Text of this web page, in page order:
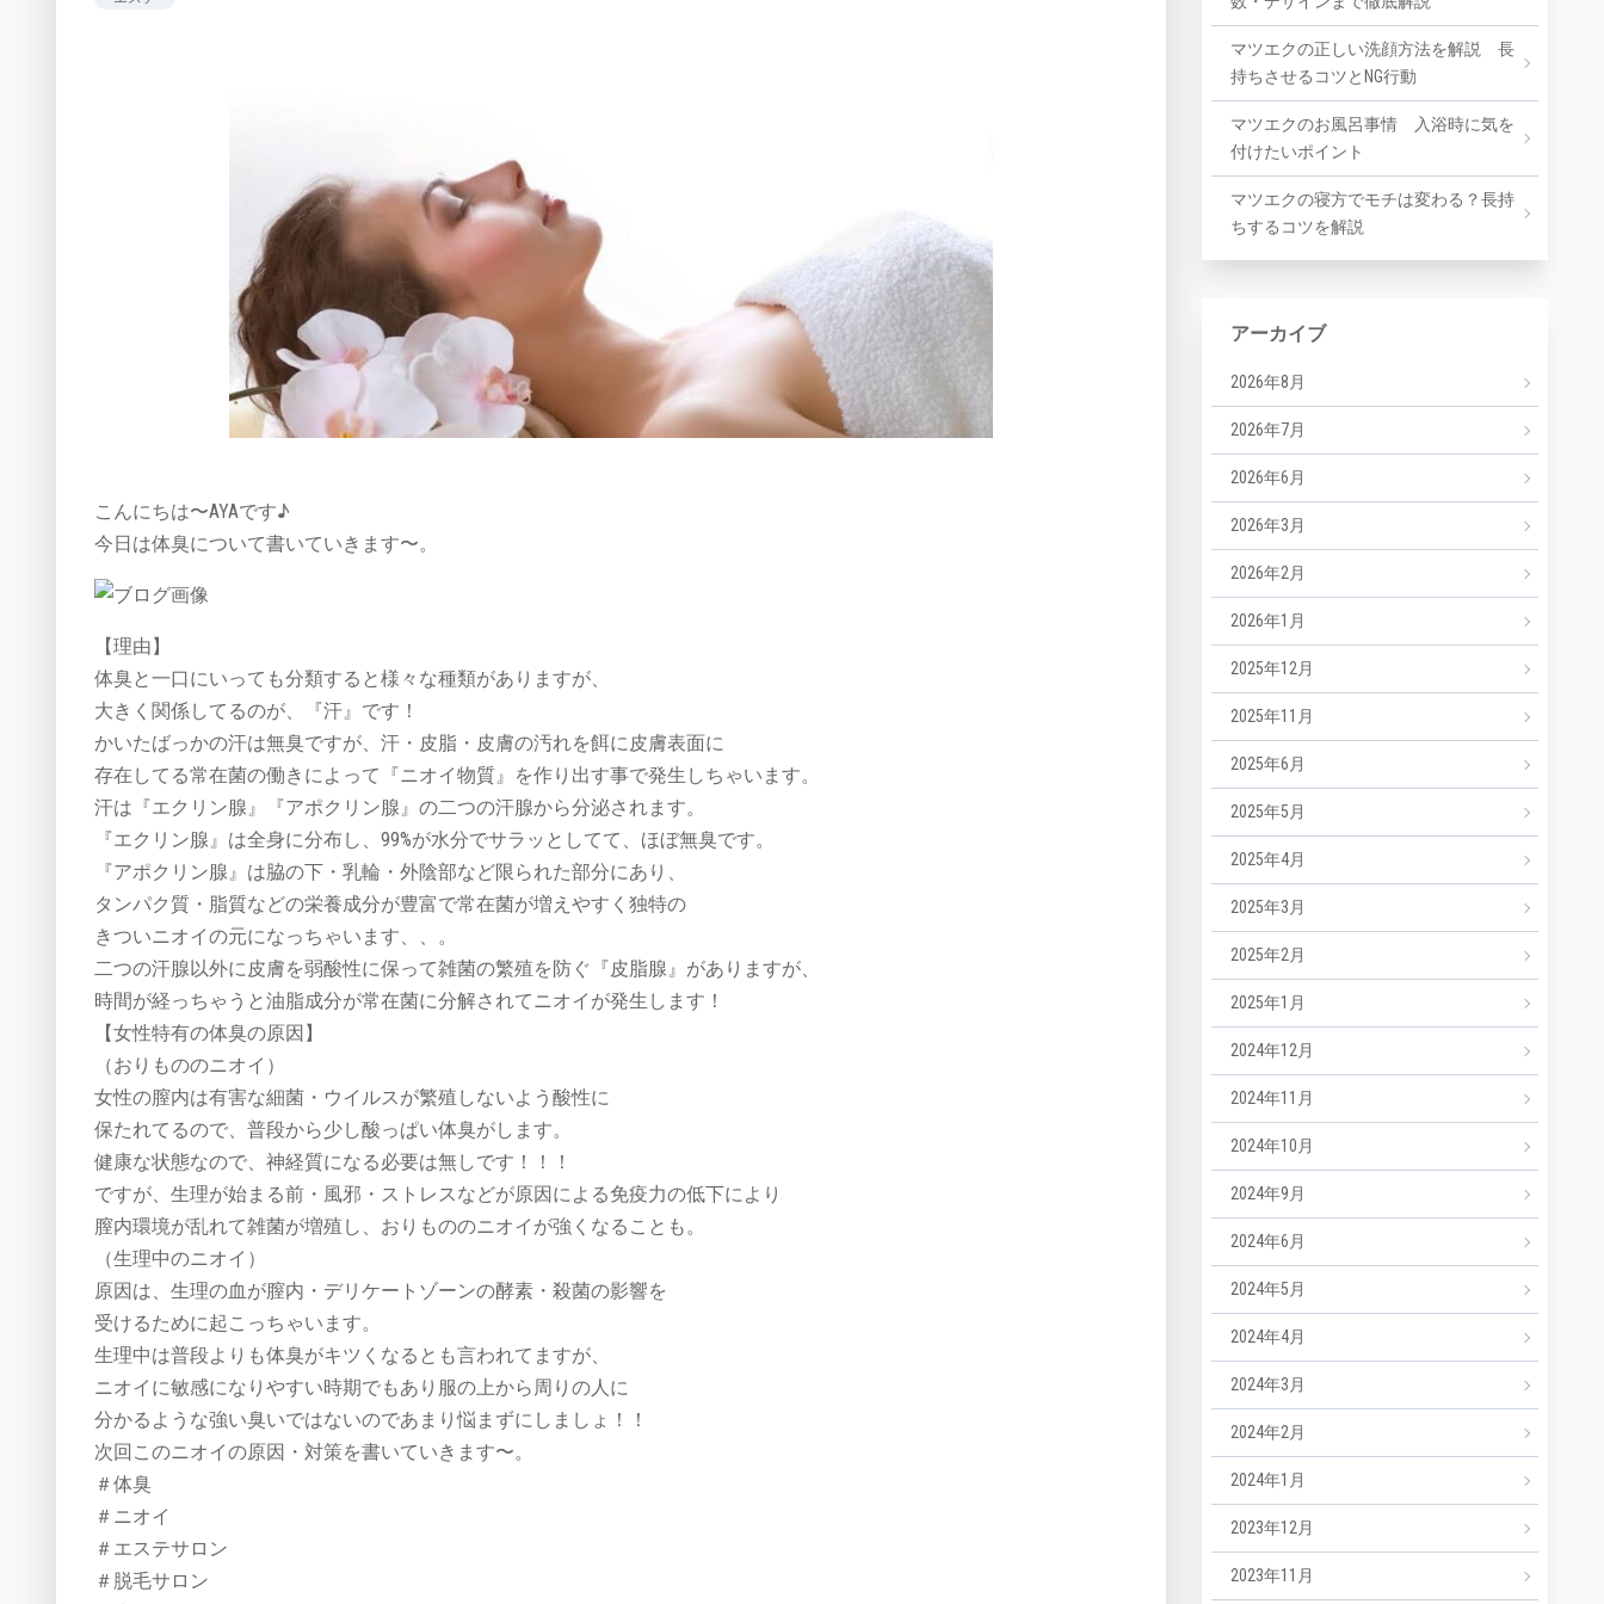
こんにちは〜AYAです♪
今日は体臭について書いていきます〜。
【理由】
体臭と一口にいっても分類すると様々な種類がありますが、
大きく関係してるのが、『汗』です！
かいたばっかの汗は無臭ですが、汗・皮脂・皮膚の汚れを餌に皮膚表面に
存在してる常在菌の働きによって『ニオイ物質』を作り出す事で発生しちゃいます。
汗は『エクリン腺』『アポクリン腺』の二つの汗腺から分泌されます。
『エクリン腺』は全身に分布し、99%が水分でサラッとしてて、ほぼ無臭です。
『アポクリン腺』は脇の下・乳輪・外陰部など限られた部分にあり、
タンパク質・脂質などの栄養成分が豊富で常在菌が増えやすく独特の
きついニオイの元になっちゃいます、、。
二つの汗腺以外に皮膚を弱酸性に保って雑菌の繁殖を防ぐ『皮脂腺』がありますが、
時間が経っちゃうと油脂成分が常在菌に分解されてニオイが発生します！
【女性特有の体臭の原因】
（おりもののニオイ）
女性の膣内は有害な細菌・ウイルスが繁殖しないよう酸性に
保たれてるので、普段から少し酸っぱい体臭がします。
健康な状態なので、神経質になる必要は無しです！！！
ですが、生理が始まる前・風邪・ストレスなどが原因による免疫力の低下により
膣内環境が乱れて雑菌が増殖し、おりもののニオイが強くなることも。
（生理中のニオイ）
原因は、生理の血が膣内・デリケートゾーンの酵素・殺菌の影響を
受けるために起こっちゃいます。
生理中は普段よりも体臭がキツくなるとも言われてますが、
ニオイに敏感になりやすい時期でもあり服の上から周りの人に
分かるような強い臭いではないのであまり悩まずにしましょ！！
次回このニオイの原因・対策を書いていきます〜。
＃体臭
＃ニオイ
＃エステサロン
＃脱毛サロン
マツエクの正しい洗顔方法を解説 長
持ちさせるコツとNG行動
マツエクのお風呂事情 入浴時に気を
付けたいポイント
マツエクの寝方でモチは変わる？長持
ちするコツを解説
アーカイブ
2026年8月
2026年7月
2026年6月
2026年3月
2026年2月
2026年1月
2025年12月
2025年11月
2025年6月
2025年5月
2025年4月
2025年3月
2025年2月
2025年1月
2024年12月
2024年11月
2024年10月
2024年9月
2024年6月
2024年5月
2024年4月
2024年3月
2024年2月
2024年1月
2023年12月
2023年11月